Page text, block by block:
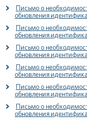
Письмо о
обновления
Письмо о
обновления
Письмо о
обновления
Письмо о
обновления
Письмо о
обновления
Письмо о
обновления